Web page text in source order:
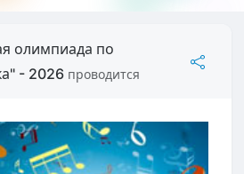
олимпиада по
- 2026 проводится